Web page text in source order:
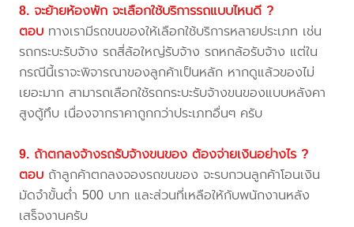
8. จะย้ายห้องพัก จะเลือกใช้บริการรถแบบไหนดี ?
ตอบ ทางเรามีรถขนของให้เลือกใช้บริการหลายประเภท เช่น
รถกระบะรับจ้าง รถสี่ล้อใหญ่รับจ้าง รถหกล้อรับจ้าง แต่ใน
กรณีนี้เราจะพิจารณาของลูกค้าเป็นหลัก หากดูแล้วของไม่
เยอะมาก สามารถเลือกใช้รถกระบะรับจ้างขนของแบบหลังคา
สูงตู้ทึบ เนื่องจากราคาถูกกว่าประเภทอื่นๆ ครับ
9. ถ้าตกลงจ้างรถรับจ้างขนของ ต้องจ่ายเงินอย่างไร ?
ตอบ ถ้าลูกค้าตกลงจองรถขนของ จะรบกวนลูกค้าโอนเงิน
มัดจำขั้นต่ำ 500 บาท และส่วนที่เหลือให้กับพนักงานหลัง
เสร็จงานครับ